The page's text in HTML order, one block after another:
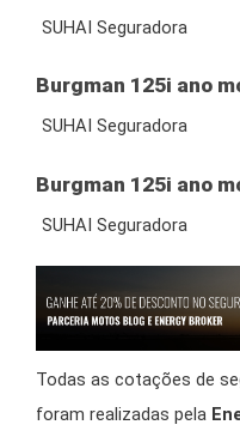
SUHAI Seguradora
Burgman 125i ano
SUHAI Seguradora
Burgman 125i ano
SUHAI Seguradora
Todas as cotações de
foram realizadas pela